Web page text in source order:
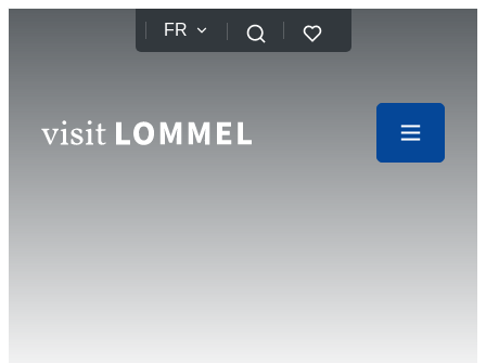
FR
Recherche
Favoris
Website Menu